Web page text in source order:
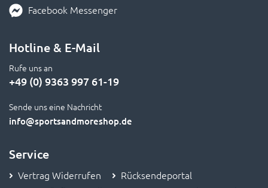
Facebook Messenger
Hotline & E-Mail
Rufe uns an
+49 (0) 9363 997 61-19
Sende uns eine Nachricht
info@sportsandmoreshop.de
Service
Vertrag Widerrufen
Rücksendeportal